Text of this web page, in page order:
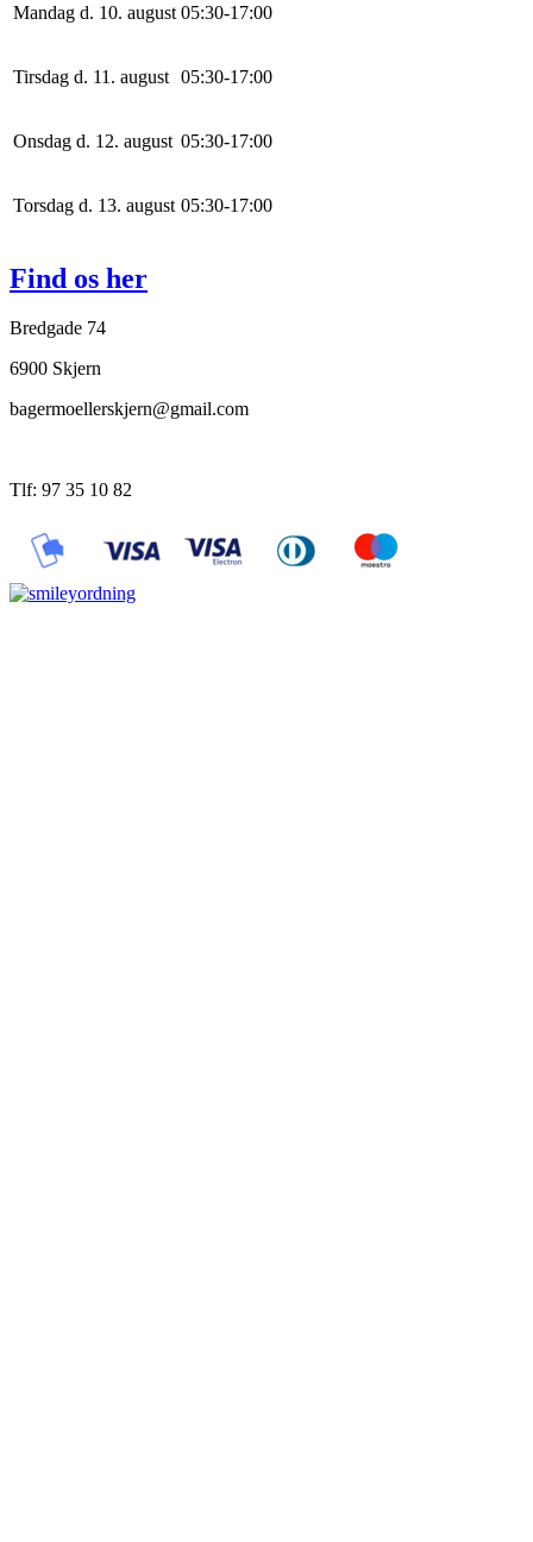
Mandag d. 10. august 05:30-17:00
Tirsdag d. 11. august 05:30-17:00
Onsdag d. 12. august 05:30-17:00
Torsdag d. 13. august 05:30-17:00
Find os her
Bredgade 74
6900 Skjern
bagermoellerskjern@gmail.com
Tlf: 97 35 10 82